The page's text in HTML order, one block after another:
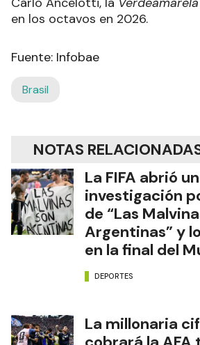
en los octavos en 2026.
Fuente: Infobae
Brasil
NOTAS
La FIFA abrió
investigación
de “Las
Argentinas” y
en la final del
DEPORTES
La millonaria